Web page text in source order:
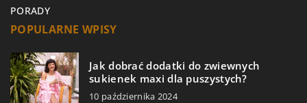
PORADY
POPULARNE WPISY
Jak dobrać dodatki do zwiewnych
sukienek maxi dla puszystych?
10 października 2024